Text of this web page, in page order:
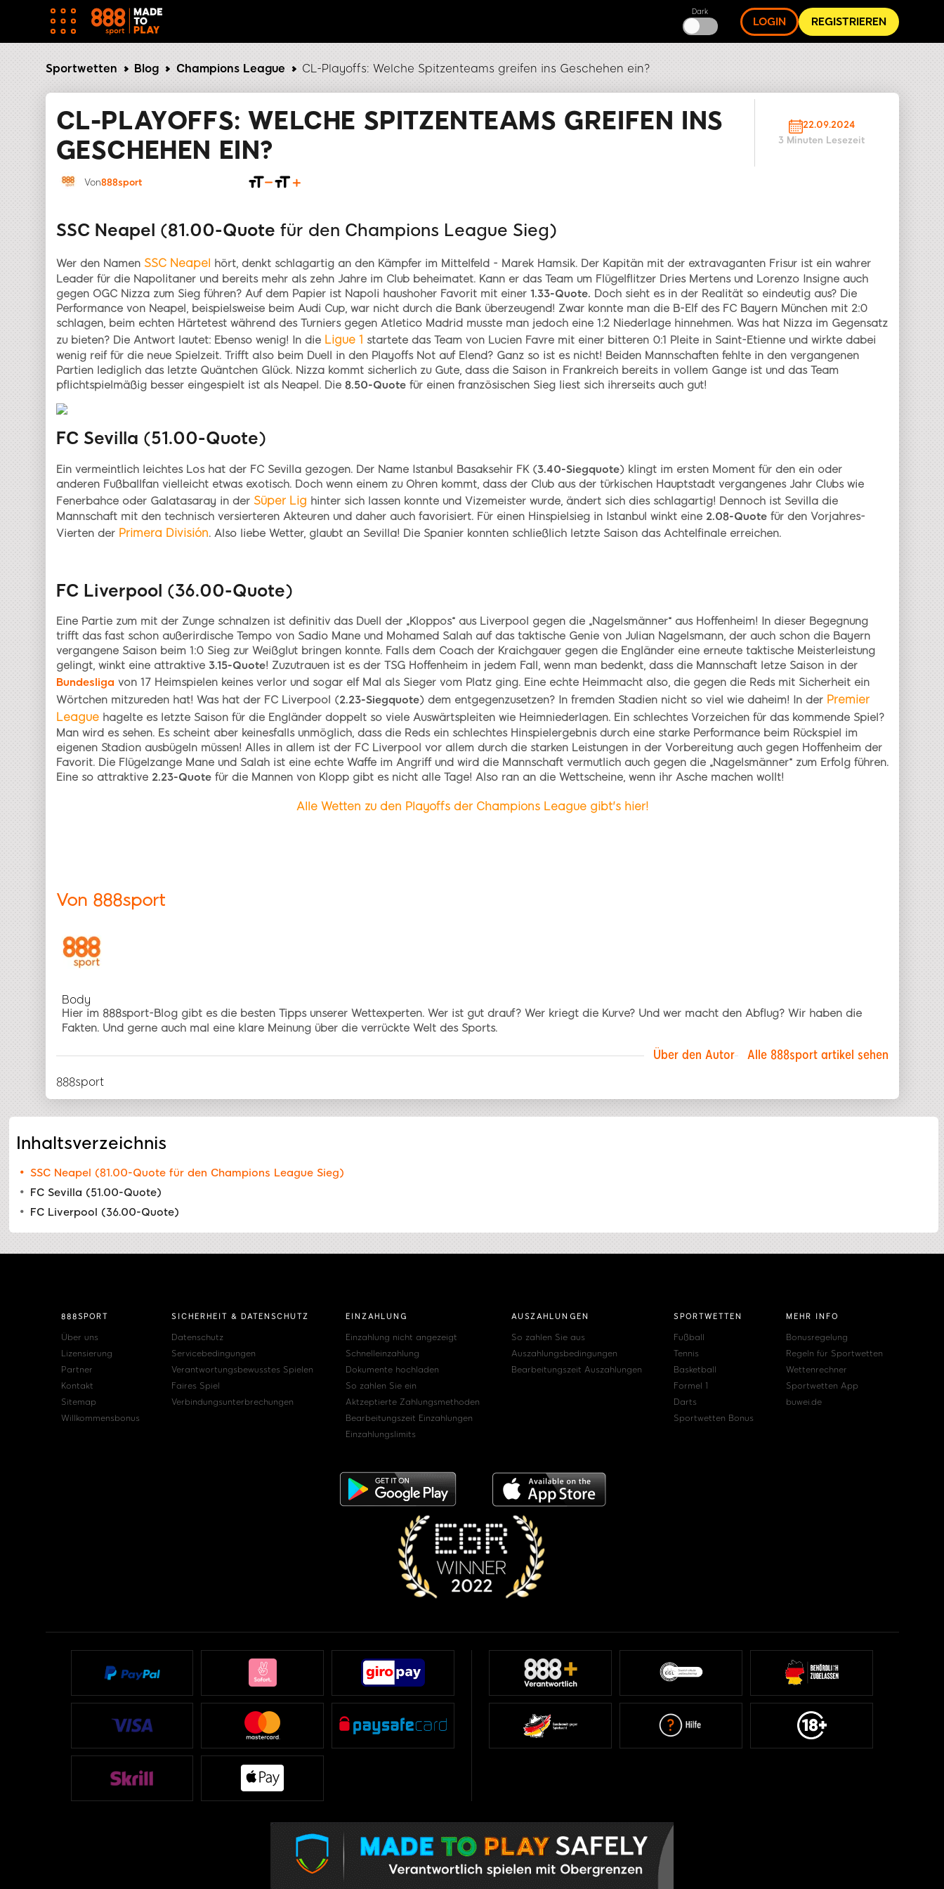
Dark
LOGIN REGISTRIEREN
Sportwetten Blog Champions League CL-Playoffs: Welche Spitzenteams greifen ins Geschehen ein?
CL-PLAYOFFS: WELCHE SPITZENTEAMS GREIFEN INS
GESCHEHEN EIN?
22.09.2024
3 Minuten Lesezeit
Von888sport
SSC Neapel (81.00-Quote für den Champions League Sieg)
Wer den Namen SSC Neapel hört, denkt schlagartig an den Kämpfer im Mittelfeld - Marek Hamsik. Der Kapitän mit der extravaganten Frisur ist ein wahrer
Leader für die Napolitaner und bereits mehr als zehn Jahre im Club beheimatet. Kann er das Team um Flügelflitzer Dries Mertens und Lorenzo Insigne auch
gegen OGC Nizza zum Sieg führen? Auf dem Papier ist Napoli haushoher Favorit mit einer 1.33-Quote. Doch sieht es in der Realität so eindeutig aus? Die
Performance von Neapel, beispielsweise beim Audi Cup, war nicht durch die Bank überzeugend! Zwar konnte man die B-Elf des FC Bayern München mit 2:0
schlagen, beim echten Härtetest während des Turniers gegen Atletico Madrid musste man jedoch eine 1:2 Niederlage hinnehmen. Was hat Nizza im Gegensatz
zu bieten? Die Antwort lautet: Ebenso wenig! In die Ligue 1 startete das Team von Lucien Favre mit einer bitteren 0:1 Pleite in Saint-Etienne und wirkte dabei
wenig reif für die neue Spielzeit. Trifft also beim Duell in den Playoffs Not auf Elend? Ganz so ist es nicht! Beiden Mannschaften fehlte in den vergangenen
Partien lediglich das letzte Quäntchen Glück. Nizza kommt sicherlich zu Gute, dass die Saison in Frankreich bereits in vollem Gange ist und das Team
pflichtspielmäßig besser eingespielt ist als Neapel. Die 8.50-Quote für einen französischen Sieg liest sich ihrerseits auch gut!
FC Sevilla (51.00-Quote)
Ein vermeintlich leichtes Los hat der FC Sevilla gezogen. Der Name Istanbul Basaksehir FK (3.40-Siegquote) klingt im ersten Moment für den ein oder
anderen Fußballfan vielleicht etwas exotisch. Doch wenn einem zu Ohren kommt, dass der Club aus der türkischen Hauptstadt vergangenes Jahr Clubs wie
Fenerbahce oder Galatasaray in der Süper Lig hinter sich lassen konnte und Vizemeister wurde, ändert sich dies schlagartig! Dennoch ist Sevilla die
Mannschaft mit den technisch versierteren Akteuren und daher auch favorisiert. Für einen Hinspielsieg in Istanbul winkt eine 2.08-Quote für den Vorjahres-
Vierten der Primera División. Also liebe Wetter, glaubt an Sevilla! Die Spanier konnten schließlich letzte Saison das Achtelfinale erreichen.
FC Liverpool (36.00-Quote)
Eine Partie zum mit der Zunge schnalzen ist definitiv das Duell der „Kloppos“ aus Liverpool gegen die „Nagelsmänner“ aus Hoffenheim! In dieser Begegnung
trifft das fast schon außerirdische Tempo von Sadio Mane und Mohamed Salah auf das taktische Genie von Julian Nagelsmann, der auch schon die Bayern
vergangene Saison beim 1:0 Sieg zur Weißglut bringen konnte. Falls dem Coach der Kraichgauer gegen die Engländer eine erneute taktische Meisterleistung
gelingt, winkt eine attraktive 3.15-Quote! Zuzutrauen ist es der TSG Hoffenheim in jedem Fall, wenn man bedenkt, dass die Mannschaft letze Saison in der
Bundesliga von 17 Heimspielen keines verlor und sogar elf Mal als Sieger vom Platz ging. Eine echte Heimmacht also, die gegen die Reds mit Sicherheit ein
Wörtchen mitzureden hat! Was hat der FC Liverpool (2.23-Siegquote) dem entgegenzusetzen? In fremden Stadien nicht so viel wie daheim! In der Premier
Leaguehagelte es letzte Saison für die Engländer doppelt so viele Auswärtspleiten wie Heimniederlagen. Ein schlechtes Vorzeichen für das kommende Spiel?
Man wird es sehen. Es scheint aber keinesfalls unmöglich, dass die Reds ein schlechtes Hinspielergebnis durch eine starke Performance beim Rückspiel im
eigenen Stadion ausbügeln müssen! Alles in allem ist der FC Liverpool vor allem durch die starken Leistungen in der Vorbereitung auch gegen Hoffenheim der
Favorit. Die Flügelzange Mane und Salah ist eine echte Waffe im Angriff und wird die Mannschaft vermutlich auch gegen die „Nagelsmänner“ zum Erfolg führen.
Eine so attraktive 2.23-Quote für die Mannen von Klopp gibt es nicht alle Tage! Also ran an die Wettscheine, wenn ihr Asche machen wollt!
Alle Wetten zu den Playoffs der Champions League gibt's hier!
Von 888sport
Body
Hier im 888sport-Blog gibt es die besten Tipps unserer Wettexperten. Wer ist gut drauf? Wer kriegt die Kurve? Und wer macht den Abflug? Wir haben die
Fakten. Und gerne auch mal eine klare Meinung über die verrückte Welt des Sports.
Über den Autor Alle 888sport artikel sehen
888sport
Inhaltsverzeichnis
SSC Neapel (81.00-Quote für den Champions League Sieg)
FC Sevilla (51.00-Quote)
FC Liverpool (36.00-Quote)
888SPORT
Über uns
Lizensierung
Partner
Kontakt
Sitemap
Willkommensbonus
SICHERHEIT & DATENSCHUTZ
Datenschutz
Servicebedingungen
Verantwortungsbewusstes Spielen
Faires Spiel
Verbindungsunterbrechungen
EINZAHLUNG
Einzahlung nicht angezeigt
Schnelleinzahlung
Dokumente hochladen
So zahlen Sie ein
Aktzeptierte Zahlungsmethoden
Bearbeitungszeit Einzahlungen
Einzahlungslimits
AUSZAHLUNGEN
So zahlen Sie aus
Auszahlungsbedingungen
Bearbeitungszeit Auszahlungen
SPORTWETTEN
Fußball
Tennis
Basketball
Formel 1
Darts
Sportwetten Bonus
MEHR INFO
Bonusregelung
Regeln für Sportwetten
Wettenrechner
Sportwetten App
buwei.de